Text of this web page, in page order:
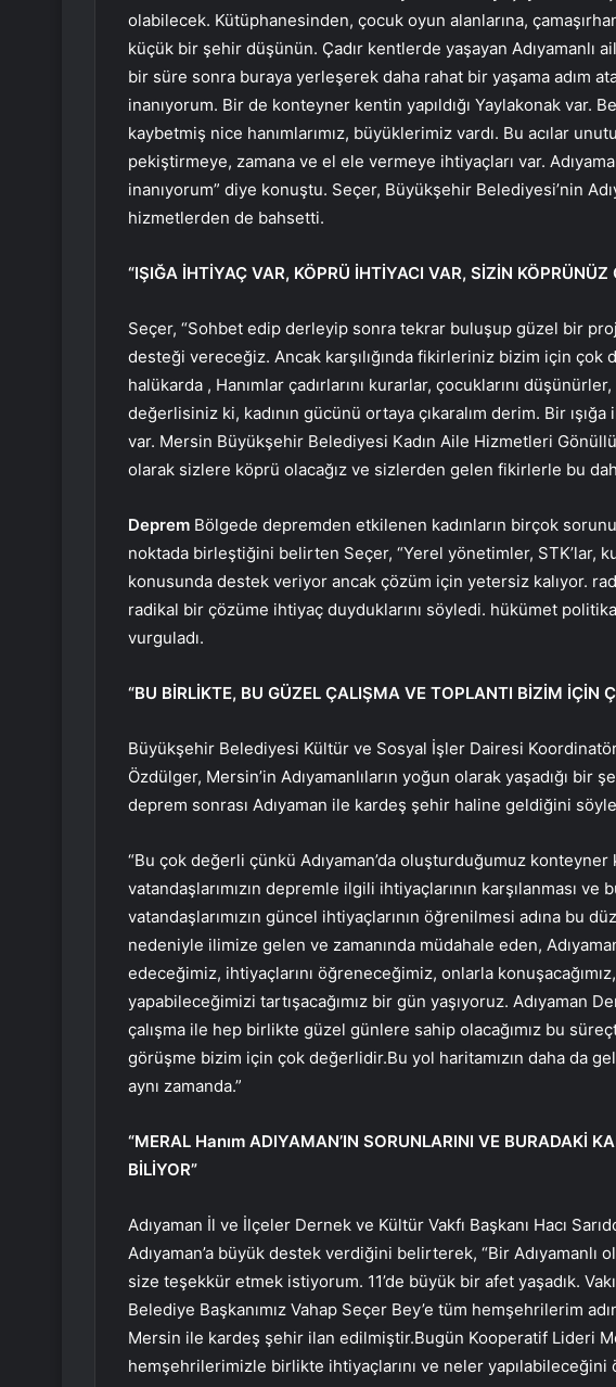
olabilecek. Kütüphanesinden, çocuk oyun alanlarına,
küçük bir şehir düşünün. Çadır kentlerde yaşayan Adıyamanlı
bir süre sonra buraya yerleşerek daha rahat bir yaşama adım
inanıyorum. Bir de konteyner kentin yapıldığı Yaylakonak var.
kaybetmiş nice hanımlarımız, büyüklerimiz vardı. Bu acılar
pekiştirmeye, zamana ve el ele vermeye ihtiyaçları var.
inanıyorum” diye konuştu. Seçer, Büyükşehir Belediyesi’nin
hizmetlerden de bahsetti.
“IŞIĞA İHTİYAÇ VAR, KÖPRÜ İHTİYACI VAR, SİZİN KÖPRÜNÜZ
Seçer, “Sohbet edip derleyip sonra tekrar buluşup güzel bir
desteği vereceğiz. Ancak karşılığında fikirleriniz bizim için çok
halükarda , Hanımlar çadırlarını kurarlar, çocuklarını
değerlisiniz ki, kadının gücünü ortaya çıkaralım derim. Bir ışığa
var. Mersin Büyükşehir Belediyesi Kadın Aile Hizmetleri
olarak sizlere köprü olacağız ve sizlerden gelen fikirlerle bu
Deprem Bölgede depremden etkilenen kadınların birçok
noktada birleştiğini belirten Seçer, “Yerel yönetimler, STK’lar,
konusunda destek veriyor ancak çözüm için yetersiz kalıyor.
radikal bir çözüme ihtiyaç duyduklarını söyledi. hükümet
vurguladı.
“BU BİRLİKTE, BU GÜZEL ÇALIŞMA VE TOPLANTI BİZİM İÇİN
Büyükşehir Belediyesi Kültür ve Sosyal İşler Dairesi
Özdülger, Mersin’in Adıyamanlıların yoğun olarak yaşadığı
deprem sonrası Adıyaman ile kardeş şehir haline geldiğini
“Bu çok değerli çünkü Adıyaman’da oluşturduğumuz konteyner
vatandaşlarımızın depremle ilgili ihtiyaçlarının karşılanması ve
vatandaşlarımızın güncel ihtiyaçlarının öğrenilmesi adına bu
nedeniyle ilimize gelen ve zamanında müdahale eden,
edeceğimiz, ihtiyaçlarını öğreneceğimiz, onlarla
yapabileceğimizi tartışacağımız bir gün yaşıyoruz. Adıyaman
çalışma ile hep birlikte güzel günlere sahip olacağımız bu
görüşme bizim için çok değerlidir.Bu yol haritamızın daha da
aynı zamanda.”
“MERAL Hanım ADIYAMAN’IN SORUNLARINI VE BURADAKİ
BİLİYOR”
Adıyaman İl ve İlçeler Dernek ve Kültür Vakfı Başkanı Hacı
Adıyaman’a büyük destek verdiğini belirterek, “Bir
size teşekkür etmek istiyorum. 11’de büyük bir afet yaşadık.
Belediye Başkanımız Vahap Seçer Bey’e tüm hemşehrilerim
Mersin ile kardeş şehir ilan edilmiştir.Bugün Kooperatif Lideri
hemşehrilerimizle birlikte ihtiyaçlarını ve neler